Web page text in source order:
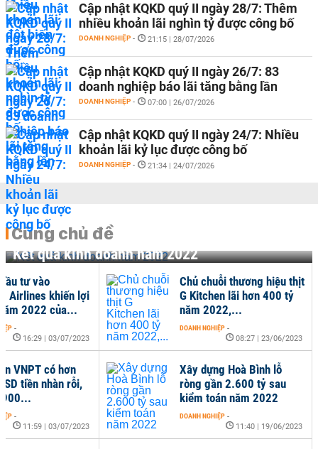
Cập nhật KQKD quý II ngày 28/7: Thêm
nhiều khoản lãi nghìn tỷ được công bố
DOANH NGHIỆP - 21:15 | 28/07/2026
Cập nhật KQKD quý II ngày 26/7: 83
doanh nghiệp báo lãi tăng bằng lần
DOANH NGHIỆP - 07:00 | 26/07/2026
Cập nhật KQKD quý II ngày 24/7: Nhiều
khoản lãi kỷ lục được công bố
DOANH NGHIỆP - 21:34 | 24/07/2026
Cùng chủ đề
Kết quả kinh doanh năm 2022
tư vào
Airlines khiến lợi
2022 của...
-
16:29 | 03/07/2023
VNPT có hơn
tiền nhàn rỗi,
-
11:59 | 03/07/2023
Chủ chuỗi thương hiệu thịt
G Kitchen lãi hơn 400 tỷ
năm 2022,...
DOANH NGHIỆP -
08:27 | 23/06/2023
Xây dựng Hoà Bình lỗ
ròng gần 2.600 tỷ sau
kiểm toán năm 2022
DOANH NGHIỆP -
11:40 | 19/06/2023